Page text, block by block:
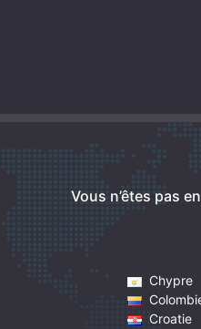
Vous n’êtes pas
Chypre
Croatie